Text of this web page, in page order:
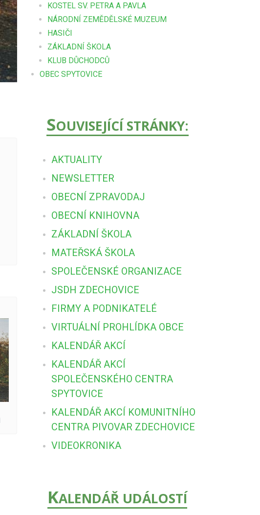
KOSTEL SV. PETRA A PAVLA
NÁRODNÍ ZEMĚDĚLSKÉ MUZEUM
HASIČI
ZÁKLADNÍ ŠKOLA
KLUB DŮCHODCŮ
OBEC SPYTOVICE
SOUVISEJÍCÍ STRÁNKY:
AKTUALITY
NEWSLETTER
OBECNÍ ZPRAVODAJ
OBECNÍ KNIHOVNA
ZÁKLADNÍ ŠKOLA
MATEŘSKÁ ŠKOLA
SPOLEČENSKÉ ORGANIZACE
JSDH ZDECHOVICE
FIRMY A PODNIKATELÉ
VIRTUÁLNÍ PROHLÍDKA OBCE
KALENDÁŘ AKCÍ
KALENDÁŘ AKCÍ
SPOLEČENSKÉHO CENTRA
SPYTOVICE
KALENDÁŘ AKCÍ KOMUNITNÍHO
CENTRA PIVOVAR ZDECHOVICE
VIDEOKRONIKA
KALENDÁŘ UDÁLOSTÍ